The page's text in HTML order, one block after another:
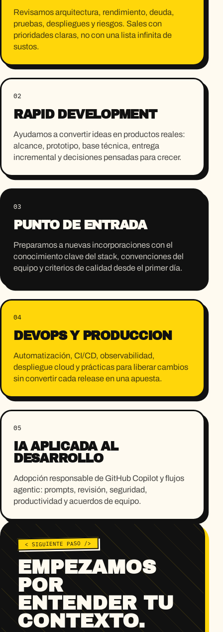
Revisamos arquitectura, rendimiento, deuda,
pruebas, despliegues y riesgos. Sales con
prioridades claras, no con una lista infinita de
sustos.
02
RAPID DEVELOPMENT
Ayudamos a convertir ideas en productos reales:
alcance, prototipo, base técnica, entrega
incremental y decisiones pensadas para crecer.
03
PUNTO DE ENTRADA
Preparamos a nuevas incorporaciones con el
conocimiento clave del stack, convenciones del
equipo y criterios de calidad desde el primer día.
04
DEVOPS Y PRODUCCIÓN
Automatización, CI/CD, observabilidad,
despliegue cloud y prácticas para liberar cambios
sin convertir cada release en una apuesta.
05
IA APLICADA AL
DESARROLLO
Adopción responsable de GitHub Copilot y flujos
agentic: prompts, revisión, seguridad,
productividad y acuerdos de equipo.
< SIGUIENTE PASO />
EMPEZAMOS
POR
ENTENDER TU
CONTEXTO.